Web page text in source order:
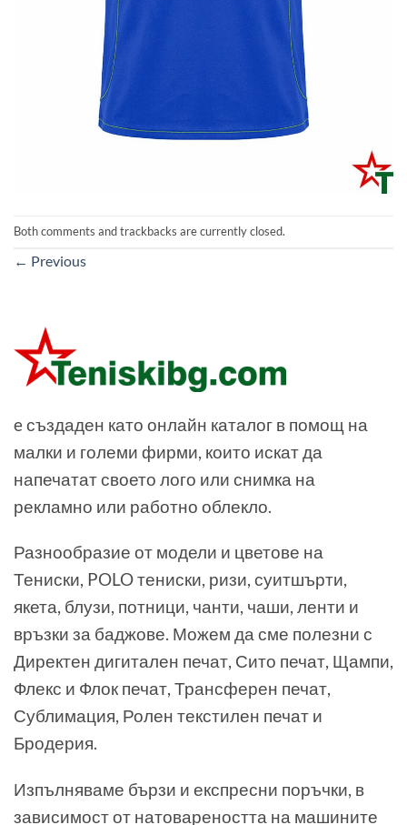
Both comments and trackbacks are currently closed.
← Previous
e създаден като онлайн каталог в помощ на
малки и големи фирми, които искат да
напечатат своето лого или снимка на
рекламно или работно облекло.
Разнообразие от модели и цветове на
Тениски, POLO тениски, ризи, суитшърти,
якета, блузи, потници, чанти, чаши, ленти и
връзки за баджове. Можем да сме полезни с
Директен дигитален печат, Сито печат, Щампи,
Флекс и Флок печат, Трансферен печат,
Сублимация, Ролен текстилен печат и
Бродерия.
Изпълняваме бързи и експресни поръчки, в
зависимост от натовареността на машините